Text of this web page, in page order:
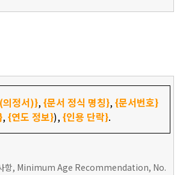
의정서)},{문서 정식 명칭},{문서번호}
,{연도 정보}),{인용 단락}.
항, Minimum Age Recommendation, No.